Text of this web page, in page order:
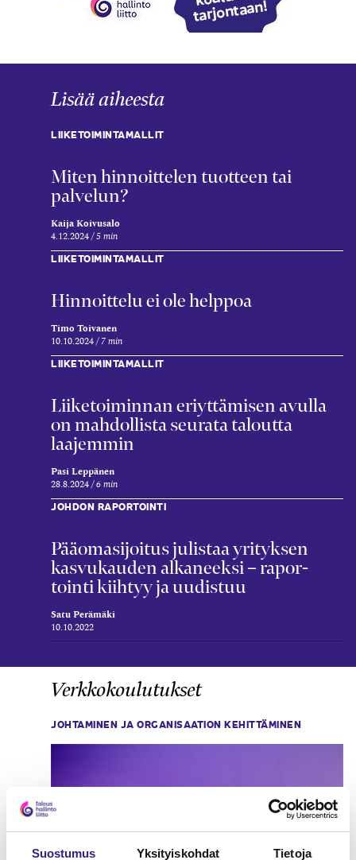
Suostumus Yksityiskohdat Tietoja
Lisää aiheesta
LIIKETOIMINTAMALLIT
Miten hinnoittelen tuotteen tai
palvelun?
Kaija Koivusalo
4.12.2024 5 min
LIIKETOIMINTAMALLIT
Hinnoittelu ei ole helppoa
Timo Toivanen
10.10.2024 7 min
LIIKETOIMINTAMALLIT
Liiketoiminnan eriyttämisen avulla
on mahdollista seurata taloutta
laajemmin
Pasi Leppänen
28.8.2024 6 min
JOHDON RAPORTOINTI
Pää­oma­sijoitus julistaa yrityksen
kasvu­kauden alka­neeksi – rapor­
tointi kiihtyy ja uudistuu
Satu Perämäki
10.10.2022
Verkkokoulutukset
JOHTAMINEN JA ORGANISAATION KEHITTÄMINEN